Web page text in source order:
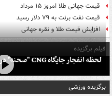
قیمت جهانی طلا امروز ۱۵ مرداد
قیمت نفت برنت به ۷۹ دلار رسید
افزایش قیمت طلا و نقره جهانی
فیلم برگزیده
لحظه انفجار جایگاه CNG "صحنه" در دوربین مداربسته
برگزیده ورزشی